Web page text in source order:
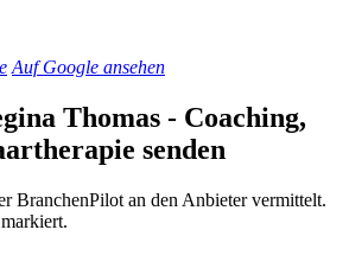
Auf Google ansehen
Thomas - Coaching,
senden
BranchenPilot an den Anbieter vermittelt.
markiert.